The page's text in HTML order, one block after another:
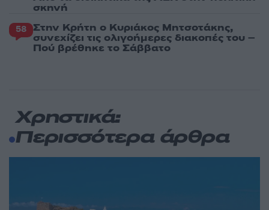
σκηνή
58 Στην Κρήτη ο Κυριάκος Μητσοτάκης,
συνεχίζει τις ολιγοήμερες διακοπές του –
Πού βρέθηκε το Σάββατο
Χρηστικά:
Περισσότερα άρθρα